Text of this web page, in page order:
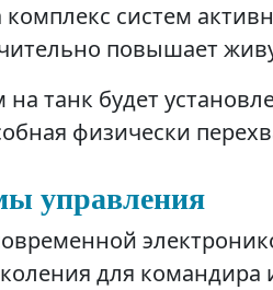
систем
повышает
танк будет
физически
управления
для